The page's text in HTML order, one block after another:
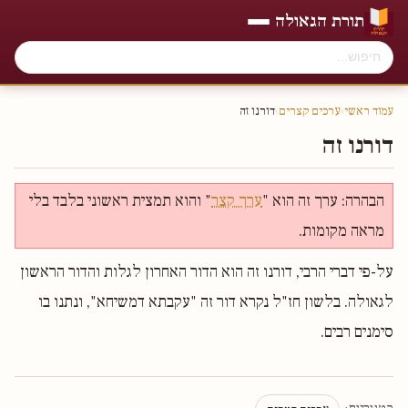
תורת הגאולה
עמוד ראשי›ערכים קצרים›דורנו זה
דורנו זה
הבהרה: ערך זה הוא "ערך קצר" והוא תמצית ראשוני בלבד בלי
מראה מקומות.
על-פי דברי הרבי, דורנו זה הוא הדור האחרון לגלות והדור הראשון
לגאולה. בלשון חז"ל נקרא דור זה "עקבתא דמשיחא", ונתנו בו
סימנים רבים.